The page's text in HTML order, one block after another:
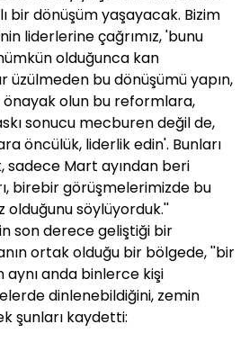
bir dönüşüm yaşayacak. Bizim
liderlerine çağrımız, 'bunu
olduğunca kan
üzülmeden bu dönüşümü yapın,
önayak olun bu reformlara,
sonucu mecburen değil de,
öncülük, liderlik edin'. Bunları
sadece Mart ayından beri
birebir görüşmelerimizde bu
olduğunu söylüyorduk.''
son derece geliştiği bir
ortak olduğu bir bölgede, ''bir
aynı anda binlerce kişi
dinlenebildiğini, zemin
şunları kaydetti: